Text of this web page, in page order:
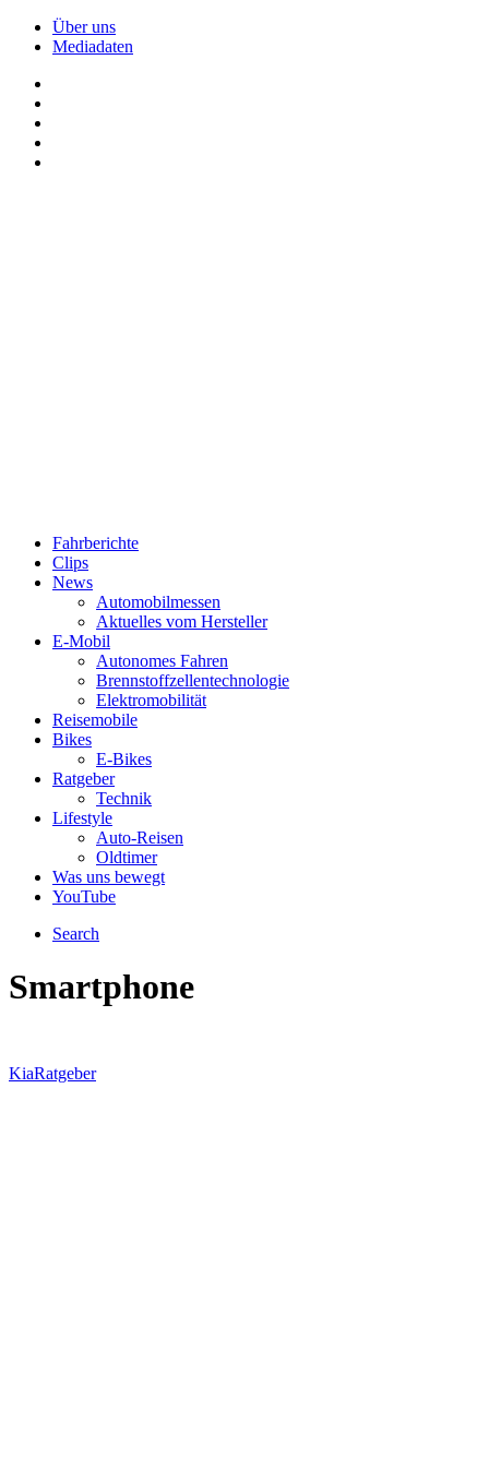
Über uns
Mediadaten
Fahrberichte
Clips
News
Automobilmessen
Aktuelles vom Hersteller
E-Mobil
Autonomes Fahren
Brennstoffzellentechnologie
Elektromobilität
Reisemobile
Bikes
E-Bikes
Ratgeber
Technik
Lifestyle
Auto-Reisen
Oldtimer
Was uns bewegt
YouTube
Search
Smartphone
KiaRatgeber